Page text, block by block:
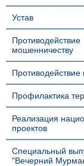
Устав
Противодействие
мошенничеству
Противодействие
Профилактика
Реализация
проектов
Специальный
"Вечерний